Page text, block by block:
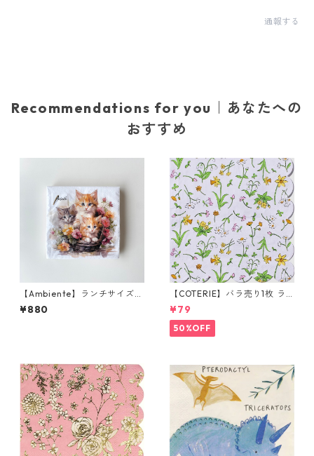
通報する
Recommendations for you｜あなたへの
おすすめ
【Ambiente】ランチサイズ
ペーパーナプキン Kittens in
basket ホワイト 20枚入り
¥880
【COTERIE】バラ売り1枚 ラ
ンチサイズ ペーパーナプキン
Guess How Much I Love You
ブルー Anita Jeram アニタ・
ジェラーム
¥79
50%OFF